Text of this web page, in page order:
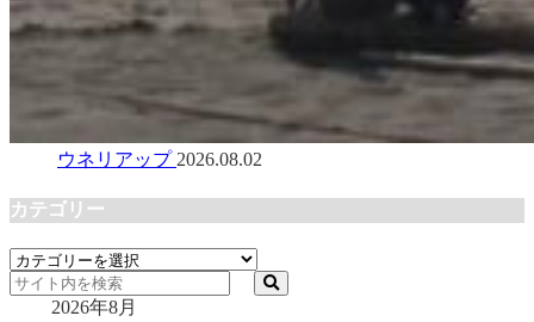
ウネリアップ 2026.08.02
カテゴリー
カ
テ
2026年8月